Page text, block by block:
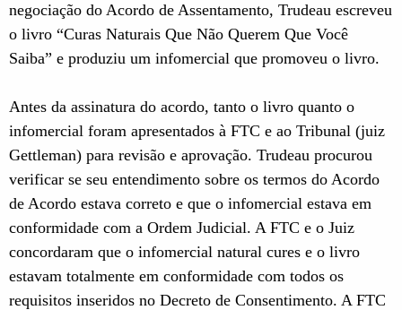
negociação do Acordo de Assentamento, Trudeau escreveu
o livro “Curas Naturais Que Não Querem Que Você
Saiba” e produziu um infomercial que promoveu o livro.
Antes da assinatura do acordo, tanto o livro quanto o
infomercial foram apresentados à FTC e ao Tribunal (juiz
Gettleman) para revisão e aprovação. Trudeau procurou
verificar se seu entendimento sobre os termos do Acordo
de Acordo estava correto e que o infomercial estava em
conformidade com a Ordem Judicial. A FTC e o Juiz
concordaram que o infomercial natural cures e o livro
estavam totalmente em conformidade com todos os
requisitos inseridos no Decreto de Consentimento. A FTC